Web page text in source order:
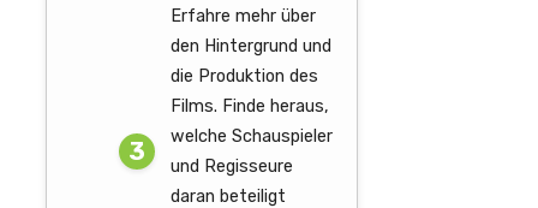
Erfahre mehr über
den Hintergrund und
die Produktion des
Films. Finde heraus,
welche Schauspieler
und Regisseure
daran beteiligt